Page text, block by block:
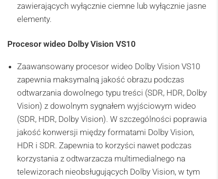
zawierających wyłącznie ciemne lub wyłącznie jasne
elementy.
Procesor wideo Dolby Vision VS10
Zaawansowany procesor wideo Dolby Vision VS10
zapewnia maksymalną jakość obrazu podczas
odtwarzania dowolnego typu treści (SDR, HDR, Dolby
Vision) z dowolnym sygnałem wyjściowym wideo
(SDR, HDR, Dolby Vision). W szczególności poprawia
jakość konwersji między formatami Dolby Vision,
HDR i SDR. Zapewnia to korzyści nawet podczas
korzystania z odtwarzacza multimedialnego na
telewizorach nieobsługujących Dolby Vision, w tym